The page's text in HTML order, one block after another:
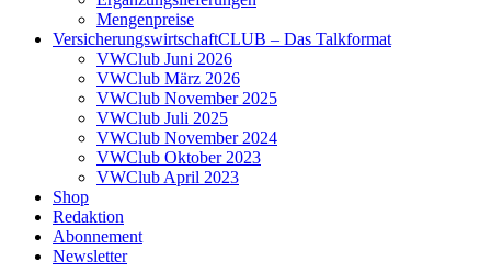
Mengenpreise
VersicherungswirtschaftCLUB – Das Talkformat
VWClub Juni 2026
VWClub März 2026
VWClub November 2025
VWClub Juli 2025
VWClub November 2024
VWClub Oktober 2023
VWClub April 2023
Shop
Redaktion
Abonnement
Newsletter